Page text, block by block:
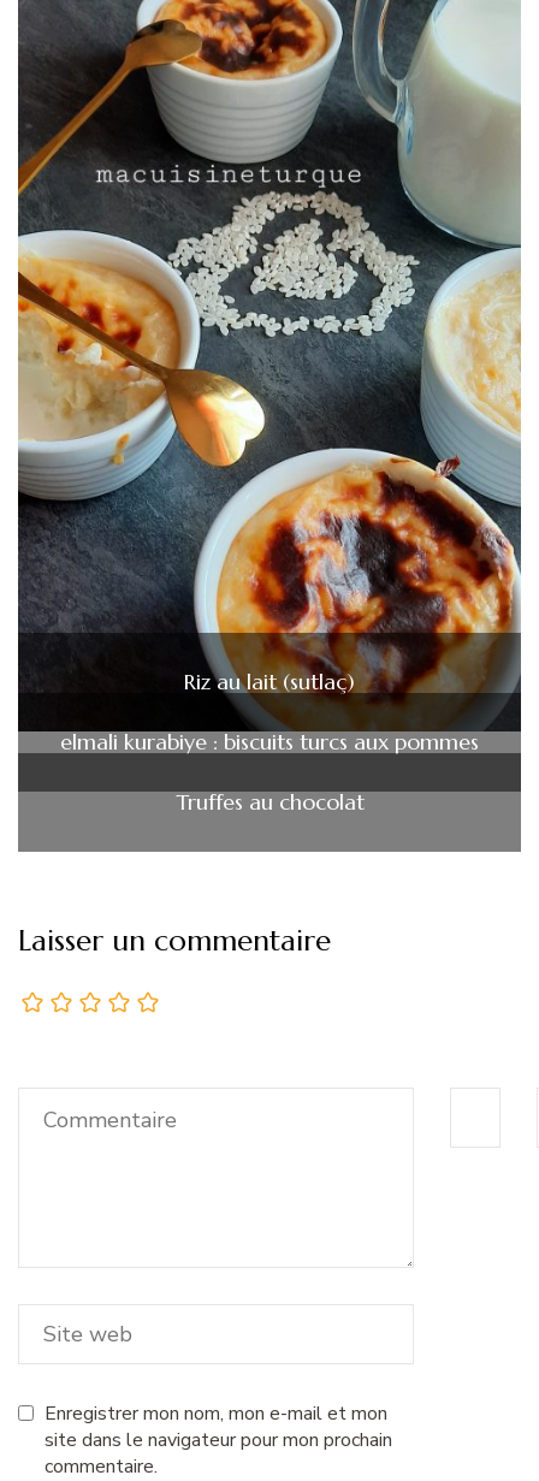
Riz au lait (sutlaç)
elmali kurabiye : biscuits turcs aux pommes
Truffes au chocolat
Laisser un commentaire
Enregistrer mon nom, mon e-mail et mon
site dans le navigateur pour mon prochain
commentaire.